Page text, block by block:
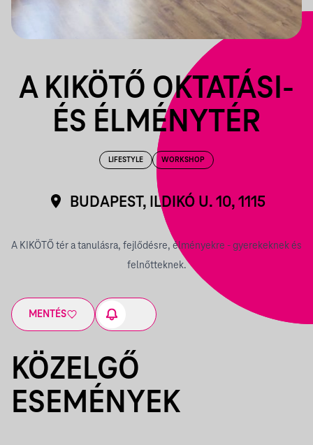
A KIKÖTŐ OKTATÁSI-
ÉS ÉLMÉNYTÉR
LIFESTYLE WORKSHOP
BUDAPEST, ILDIKÓ U. 10, 1115
A KIKÖTŐ tér a tanulásra, fejlődésre, élményekre - gyerekeknek és
felnőtteknek.
MENTÉS
KÖZELGŐ
ESEMÉNYEK